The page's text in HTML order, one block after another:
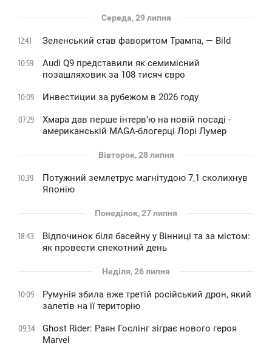
Середа, 29 липня
12:41 Зеленський став фаворитом Трампа, — Bild
10:59
Audi Q9 представили як семимісний
позашляховик за 108 тисяч євро
10:09 Инвестиции за рубежом в 2026 году
07:29
Хмара дав перше інтервʼю на новій посаді -
американській MAGA-блогерці Лорі Лумер
Вівторок, 28 липня
10:39
Потужний землетрус магнітудою 7,1 сколихнув
Японію
Понеділок, 27 липня
18:43
Відпочинок біля басейну у Вінниці та за містом:
як провести спекотний день
Неділя, 26 липня
10:09
Румунія збила вже третій російський дрон, який
залетів на її територію
09:34
Ghost Rider: Раян Гослінг зіграє нового героя
Marvel